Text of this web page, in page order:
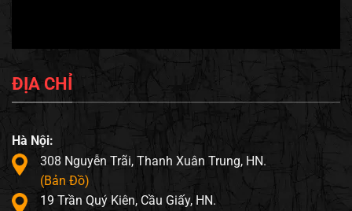
ĐỊA CHỈ
Hà Nội:
308 Nguyễn Trãi, Thanh Xuân Trung, HN.
(Bản Đồ)
19 Trần Quý Kiên, Cầu Giấy, HN.